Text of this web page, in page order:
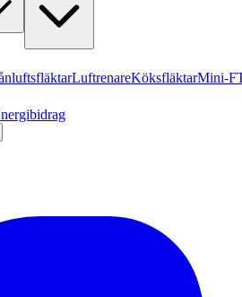
LuftrenareKöksfläktarMini-